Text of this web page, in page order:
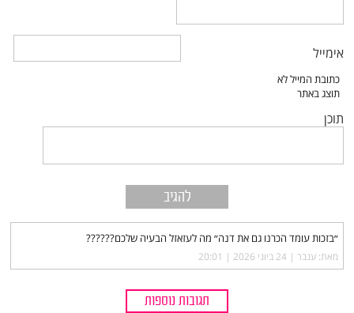
אימייל
תוכן
״בזכות עומד הכרנו גם את דנה״ מה לעזאזל הבעיה שלכם??????
מאת: ענבר |‏24 ביוני 2026 | 20:01
תגובות נוספות